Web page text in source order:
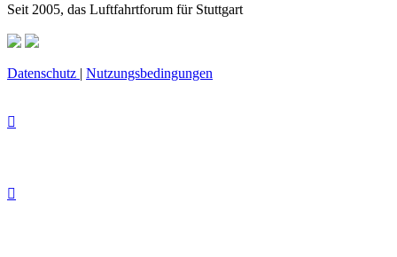
Seit 2005, das Luftfahrtforum für Stuttgart
Datenschutz | Nutzungsbedingungen